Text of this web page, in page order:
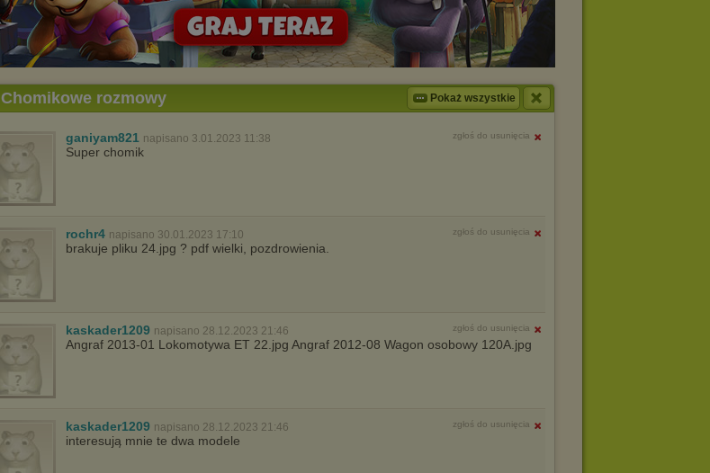
Chomikowe rozmowy Pokaż wszystkie
ganiyam821 napisano 3.01.2023 11:38 zgłoś do usunięcia
Super chomik
rochr4 napisano 30.01.2023 17:10 zgłoś do usunięcia
brakuje pliku 24.jpg ? pdf wielki, pozdrowienia.
kaskader1209 napisano 28.12.2023 21:46 zgłoś do usunięcia
Angraf 2013-01 Lokomotywa ET 22.jpg Angraf 2012-08 Wagon osobowy 120A.jpg
kaskader1209 napisano 28.12.2023 21:46 zgłoś do usunięcia
interesują mnie te dwa modele